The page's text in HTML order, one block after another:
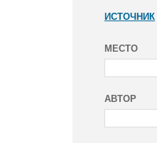
ИСТОЧНИК
МЕСТО
АВТОР